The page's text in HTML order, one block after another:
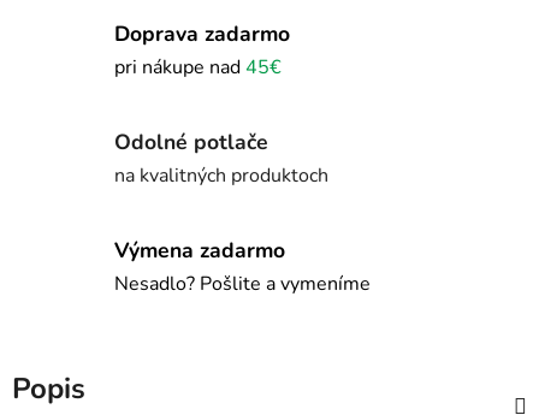
Doprava zadarmo
pri nákupe nad45€
Odolné potlače
na kvalitných produktoch
Výmena zadarmo
Nesadlo? Pošlite a vymeníme
Popis